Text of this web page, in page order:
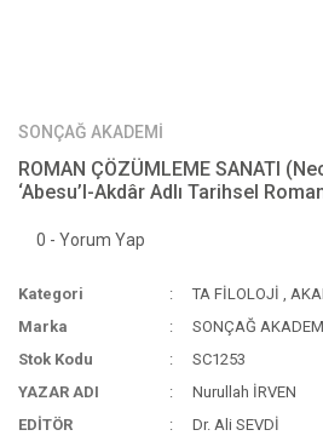
SONÇAĞ AKADEMİ
ROMAN ÇÖZÜMLEME SANATI
‘Abesu’l-Akdâr Adlı Tarihsel
0 - Yorum Yap
Kategori TA FİLOLOJİ ,
Marka
SONÇAĞ
Stok Kodu
SC1253
YAZAR ADI
Nurullah İRVEN
EDİTÖR
Dr. Ali SEVDİ